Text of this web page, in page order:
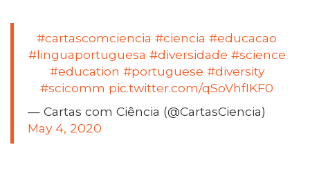
#cartascomciencia #ciencia #educacao
#linguaportuguesa #diversidade #science
#education #portuguese #diversity
#scicomm pic.twitter.com/qSoVhfIKF0
— Cartas com Ciência (@CartasCiencia)
May 4, 2020